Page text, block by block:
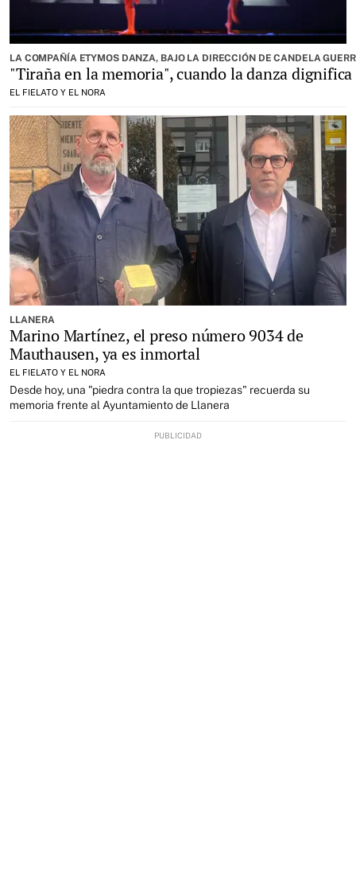
LA COMPAÑÍA ETYMOS DANZA, BAJO LA DIRECCIÓN DE CANDELA
"Tiraña en la memoria", cuando la danza
EL FIELATO Y EL NORA
LLANERA
Marino Martínez, el preso número 9034 de
Mauthausen, ya es inmortal
EL FIELATO Y EL NORA
Desde hoy, una "piedra contra la que tropiezas" recuerda su
memoria frente al Ayuntamiento de Llanera